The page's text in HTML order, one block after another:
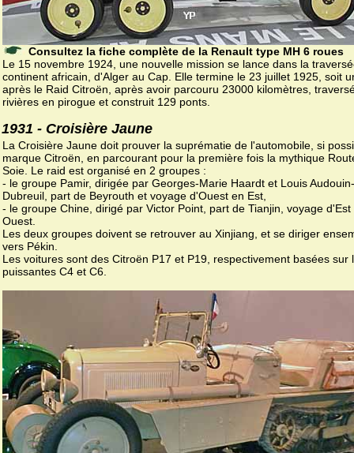
Consultez la fiche complète de la Renault type MH 6 roues
Le 15 novembre 1924, une nouvelle mission se lance dans la
continent africain, d'Alger au Cap. Elle termine le 23 juillet 1925, soit
après le Raid Citroën, après avoir parcouru 23000 kilomètres,
rivières en pirogue et construit 129 ponts.
1931 - Croisière Jaune
La Croisière Jaune doit prouver la suprématie de l'automobile, si
marque Citroën, en parcourant pour la première fois la mythique
Soie. Le raid est organisé en 2 groupes :
- le groupe Pamir, dirigée par Georges-Marie Haardt et Louis Audouin-
Dubreuil, part de Beyrouth et voyage d'Ouest en Est,
- le groupe Chine, dirigé par Victor Point, part de Tianjin, voyage d'Est
Ouest.
Les deux groupes doivent se retrouver au Xinjiang, et se diriger
vers Pékin.
Les voitures sont des Citroën P17 et P19, respectivement basées sur
puissantes C4 et C6.